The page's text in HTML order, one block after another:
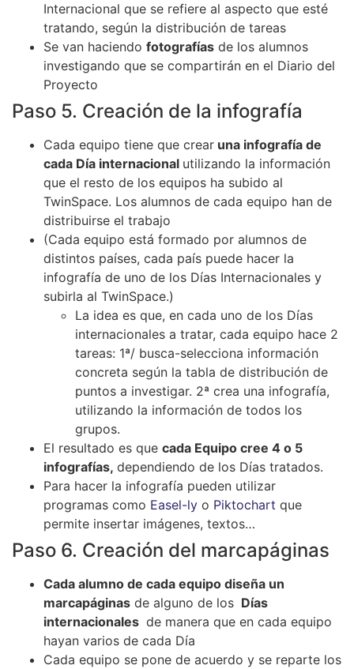
Internacional que se refiere al aspecto que esté
tratando, según la distribución de tareas
Se van haciendo fotografías de los alumnos
investigando que se compartirán en el Diario del
Proyecto
Paso 5. Creación de la infografía
Cada equipo tiene que crear una infografía de
cada Día internacional utilizando la información
que el resto de los equipos ha subido al
TwinSpace. Los alumnos de cada equipo han de
distribuirse el trabajo
(Cada equipo está formado por alumnos de
distintos países, cada país puede hacer la
infografía de uno de los Días Internacionales y
subirla al TwinSpace.)
La idea es que, en cada uno de los Días
internacionales a tratar, cada equipo hace 2
tareas: 1ª/ busca-selecciona información
concreta según la tabla de distribución de
puntos a investigar. 2ª crea una infografía,
utilizando la información de todos los
grupos.
El resultado es que cada Equipo cree 4 o 5
infografías, dependiendo de los Días tratados.
Para hacer la infografía pueden utilizar
programas como Easel-ly o Piktochart que
permite insertar imágenes, textos…
Paso 6. Creación del marcapáginas
Cada alumno de cada equipo diseña un
marcapáginas de alguno de los Días
internacionales de manera que en cada equipo
hayan varios de cada Día
Cada equipo se pone de acuerdo y se reparte los